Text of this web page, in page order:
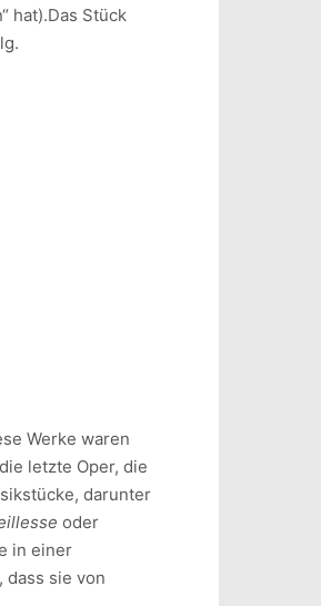
hat).Das Stück
Werke waren
letzte Oper, die
darunter
oder
in einer
sie von